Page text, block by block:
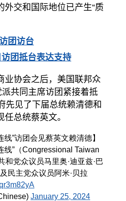
交和国际地位已产生“质
团访台
团抵台表达支持
业协会之后，美国联邦众
派共同主席访团紧接着抵
先见了下届总统赖清德和
总统蔡英文。
线”访团会见蔡英文赖清德】
线”（Congressional Taiwan
党众议员马里奥·迪亚兹·巴
民主党众议员阿米·贝拉
January 25, 2024